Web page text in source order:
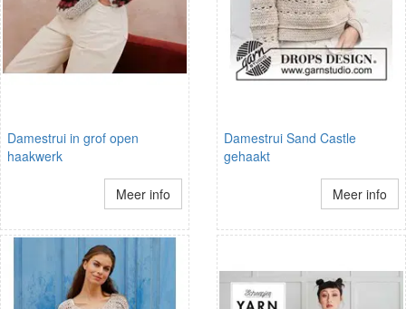
Damestrui in grof open
haakwerk
Meer info
Damestrui Sand Castle
gehaakt
Meer info